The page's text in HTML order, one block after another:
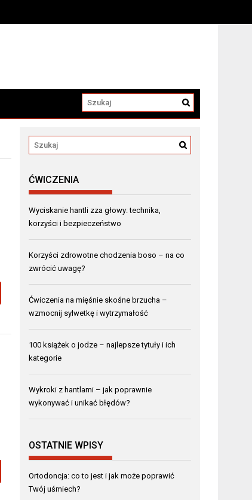
ĆWICZENIA
Wyciskanie hantli zza głowy: technika,
korzyści i bezpieczeństwo
Korzyści zdrowotne chodzenia boso – na co
zwrócić uwagę?
Ćwiczenia na mięśnie skośne brzucha –
wzmocnij sylwetkę i wytrzymałość
100 książek o jodze – najlepsze tytuły i ich
kategorie
Wykroki z hantlami – jak poprawnie
wykonywać i unikać błędów?
OSTATNIE WPISY
Ortodoncja: co to jest i jak może poprawić
Twój uśmiech?